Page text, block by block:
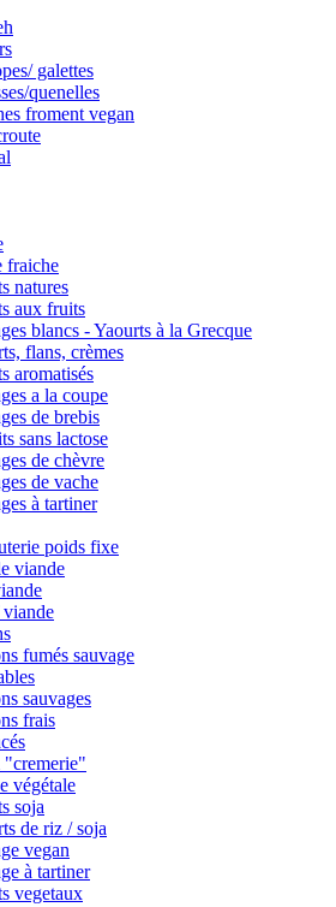
galettes
quenelles
froment vegan
fraiche
natures
aux fruits
blancs - Yaourts à la Grecque
flans, crèmes
aromatisés
a la coupe
de brebis
sans lactose
de chèvre
de vache
à tartiner
poids fixe
viande
fumés sauvage
sauvages
frais
"cremerie"
végétale
soja
de riz / soja
vegan
à tartiner
vegetaux